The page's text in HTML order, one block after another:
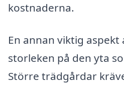
kostnaderna.
En annan viktig
storleken på den yta
Större trädgårdar